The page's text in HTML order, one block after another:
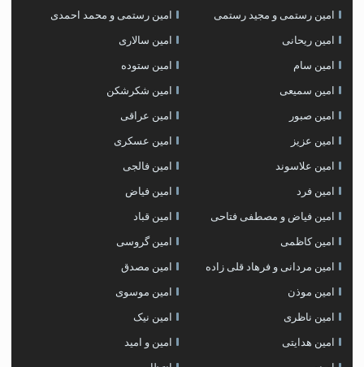
امین رستمی و مجید رستمی امین رستمی و محمد احمدی
امین ریحانی امین سالاری
امین سام امین ستوده
امین سمیعی امین شکرشکن
امین صبور امین عراقی
امین عزیز امین عسکری
امین علاسوند امین فالجی
امین فرد امین فیاض
امین فیاض و مصطفی فتاحی امین قباد
امین کاظمی امین گروسی
امین مردانی و فرهاد قلی زاده امین مصدق
امین موذن امین موسوی
امین ناظری امین نیک
امین هدایتی امین و امید